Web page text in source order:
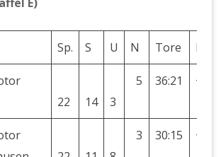
Sp. S U N Tore Diff.
22 14 3
5 36:21 +15
3 30:15 +15